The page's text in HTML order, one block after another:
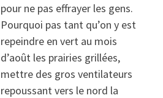
pour ne pas effrayer les gens.
Pourquoi pas tant qu’on y est
repeindre en vert au mois
d’août les prairies grillées,
mettre des gros ventilateurs
repoussant vers le nord la